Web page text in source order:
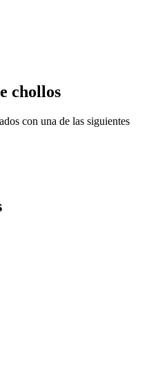
chollos
con una de las siguientes